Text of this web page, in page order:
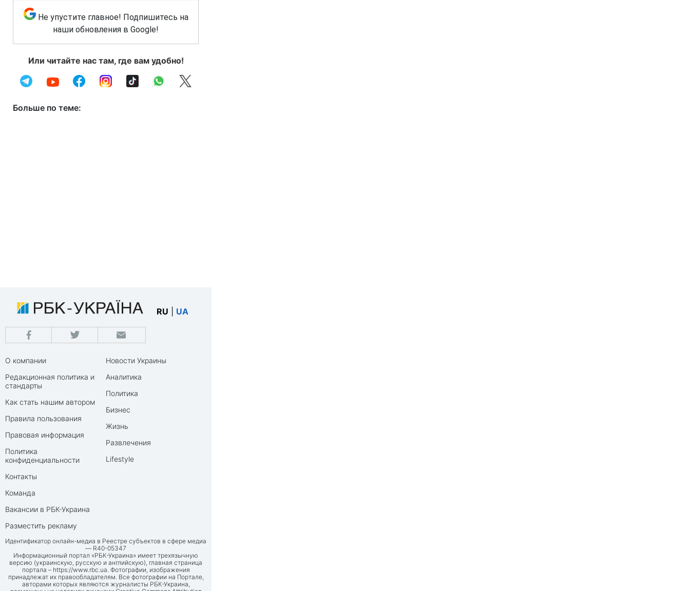
Не упустите главное! Подпишитесь на
наши обновления в Google!
Или читайте нас там, где вам удобно!
Больше по теме:
RU UA
О компании
Редакционная политика и
стандарты
Как стать нашим автором
Правила пользования
Правовая информация
Политика
конфиденциальности
Контакты
Команда
Вакансии в РБК-Украина
Разместить рекламу
Новости Украины
Аналитика
Политика
Бизнес
Жизнь
Развлечения
Lifestyle
Идентификатор онлайн-медиа в Реестре субъектов в сфере медиа
— R40-05347
Информационный портал «РБК-Украина» имеет трехязычную
версию (украинскую, русскую и английскую), главная страница
портала – https://www.rbc.ua. Фотографии, изображения
принадлежат их правообладателям. Все фотографии на Портале,
авторами которых являются журналисты РБК-Украина,